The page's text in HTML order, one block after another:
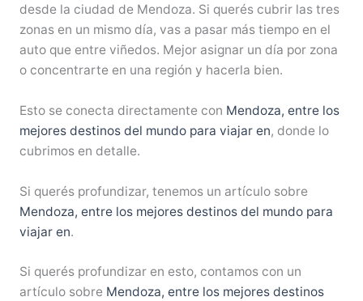
desde la ciudad de Mendoza. Si querés cubrir las tres
zonas en un mismo día, vas a pasar más tiempo en el
auto que entre viñedos. Mejor asignar un día por zona
o concentrarte en una región y hacerla bien.
Esto se conecta directamente con Mendoza, entre los
mejores destinos del mundo para viajar en, donde lo
cubrimos en detalle.
Si querés profundizar, tenemos un artículo sobre
Mendoza, entre los mejores destinos del mundo para
viajar en.
Si querés profundizar en esto, contamos con un
artículo sobre Mendoza, entre los mejores destinos